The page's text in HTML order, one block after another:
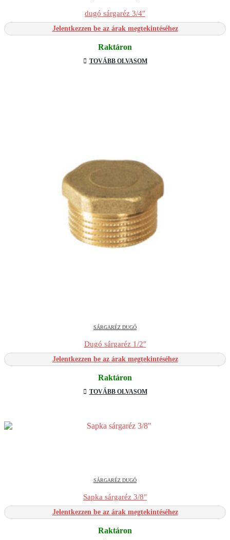
dugó sárgaréz 3/4″
Jelentkezzen be az árak megtekintéséhez
Raktáron
TOVÁBB OLVASOM
SÁRGARÉZ DUGÓ
Dugó sárgaréz 1/2″
Jelentkezzen be az árak megtekintéséhez
Raktáron
TOVÁBB OLVASOM
SÁRGARÉZ DUGÓ
Sapka sárgaréz 3/8″
Jelentkezzen be az árak megtekintéséhez
Raktáron